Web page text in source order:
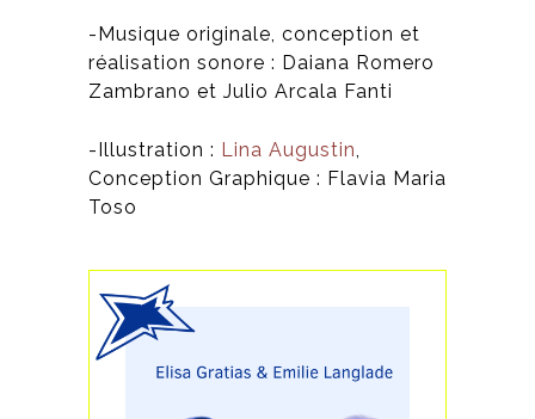
-Musique originale, conception et
réalisation sonore : Daiana Romero
Zambrano et Julio Arcala Fanti
-Illustration : Lina Augustin
Conception Graphique : Flavia Maria
Toso